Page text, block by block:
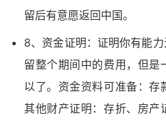
留后有意愿返回中国。
8、资金证明：证明你有能
留整个期间中的费用，但是
以了。资金资料可准备：存
其他财产证明：存折、房产